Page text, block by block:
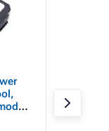
(adapter